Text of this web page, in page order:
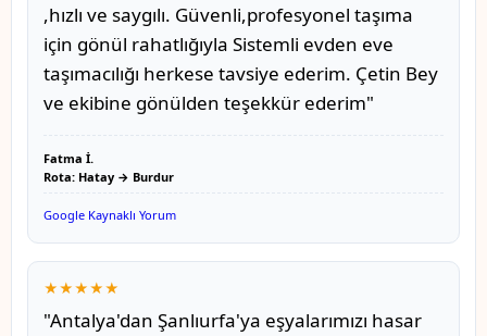
,hızlı ve saygılı. Güvenli,profesyonel taşıma
için gönül rahatlığıyla Sistemli evden eve
taşımacılığı herkese tavsiye ederim. Çetin Bey
ve ekibine gönülden teşekkür ederim"
Fatma İ.
Rota: Hatay → Burdur
Google Kaynaklı Yorum
★★★★★
"Antalya'dan Şanlıurfa'ya eşyalarımızı hasar